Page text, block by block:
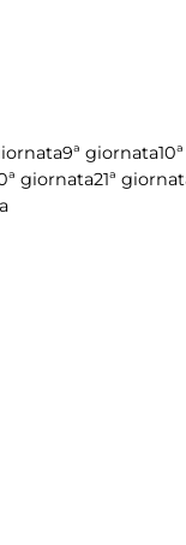
9ª giornata
giornata21ª